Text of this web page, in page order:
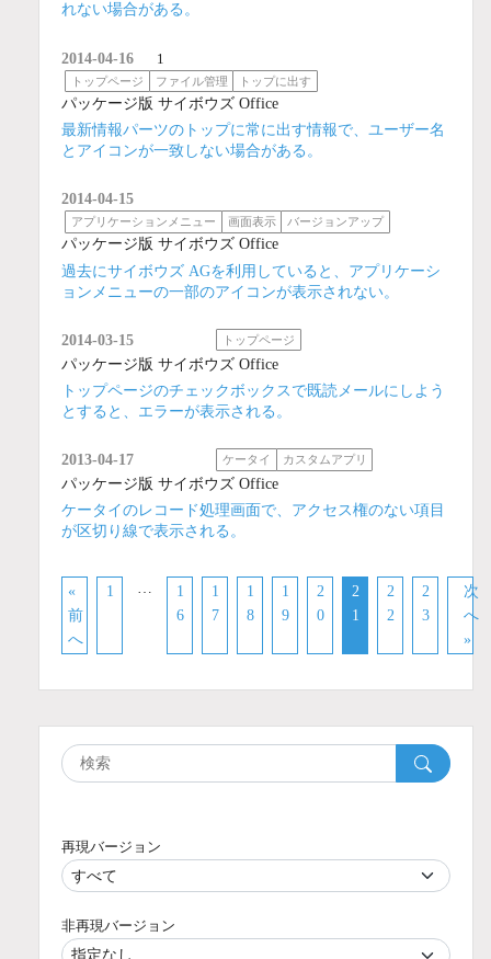
れない場合がある。
2014-04-16 1
トップページ ファイル管理 トップに出す
パッケージ版 サイボウズ Office
最新情報パーツのトップに常に出す情報で、ユーザー名
とアイコンが一致しない場合がある。
2014-04-15
アプリケーションメニュー 画面表示 バージョンアップ
パッケージ版 サイボウズ Office
過去にサイボウズ AGを利用していると、アプリケーシ
ョンメニューの一部のアイコンが表示されない。
2014-03-15 トップページ
パッケージ版 サイボウズ Office
トップページのチェックボックスで既読メールにしよう
とすると、エラーが表示される。
2013-04-17 ケータイ カスタムアプリ
パッケージ版 サイボウズ Office
ケータイのレコード処理画面で、アクセス権のない項目
が区切り線で表示される。
«
前
へ
1 …
1
6
1
7
1
8
1
9
2
0
2
1
2
2
2
3
次
へ
»
再現バージョン
非再現バージョン